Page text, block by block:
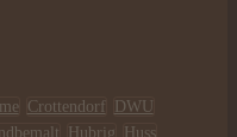
Crottendorf
DWU
Hubrig
Huss